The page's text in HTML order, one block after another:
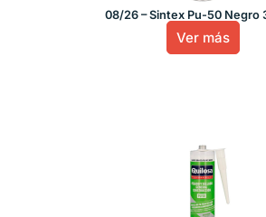
08/26 – Sintex Pu-50 Negro
Ver más